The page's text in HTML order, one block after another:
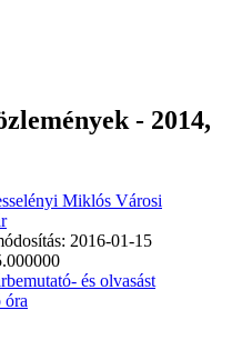
- 2014,
Miklós Városi
2016-01-15
és olvasást
óra